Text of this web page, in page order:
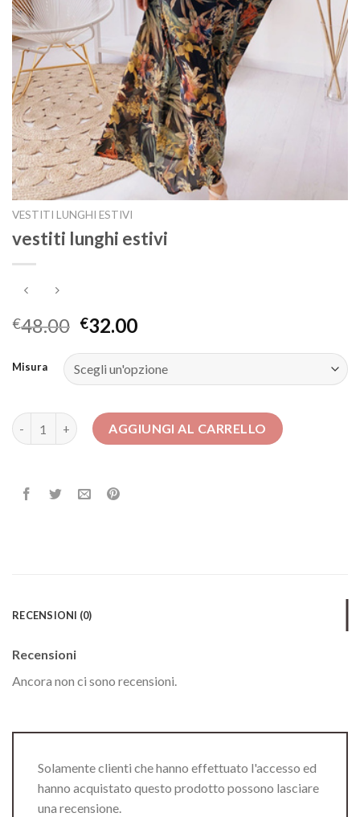
VESTITI LUNGHI ESTIVI
vestiti lunghi estivi
€48.00 €32.00
Misura
vestiti lunghi estivi quantitàAGGIUNGI AL CARRELLO
RECENSIONI (0)
Recensioni
Ancora non ci sono recensioni.
Solamente clienti che hanno effettuato l'accesso ed
hanno acquistato questo prodotto possono lasciare
una recensione.